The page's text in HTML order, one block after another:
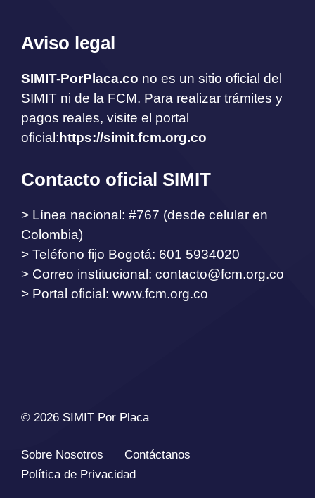
Aviso legal
SIMIT-PorPlaca.co no es un sitio oficial del
SIMIT ni de la FCM. Para realizar trámites y
pagos reales, visite el portal
oficial:https://simit.fcm.org.co
Contacto oficial SIMIT
> Línea nacional: #767 (desde celular en
Colombia)
> Teléfono fijo Bogotá: 601 5934020
> Correo institucional: contacto@fcm.org.co
> Portal oficial: www.fcm.org.co
© 2026 SIMIT Por Placa
Sobre Nosotros
Contáctanos
Política de Privacidad